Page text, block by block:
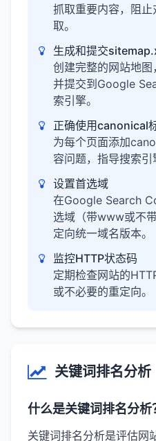
抓取重要内容，阻
取。
生成和提交
创建完整的网站地图
并提交到Google
索引擎。
正确使用canonical
为每个页面添加
容问题，指导搜索引
设置首选域
在Google Search
选域（带www或不
定向统一域名版本。
监控HTTP状态码
定期检查网站的
或不必要的重定向。
关键词排名分析
什么是关键词排名分析
关键词排名分析是评估网